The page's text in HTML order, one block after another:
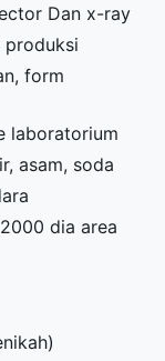
Dan x-ray
produksi
form
laboratorium
asam, soda
dia area